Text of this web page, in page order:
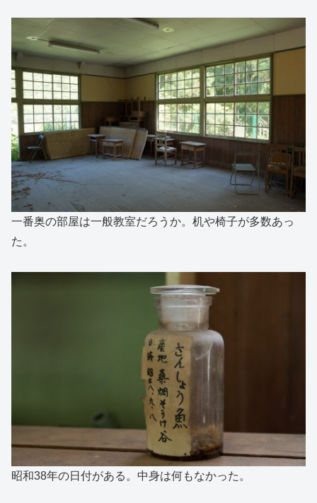
一番奥の部屋は一般教室だろうか。机や椅子が多数あっ
た。
昭和38年の日付がある。中身は何もなかった。